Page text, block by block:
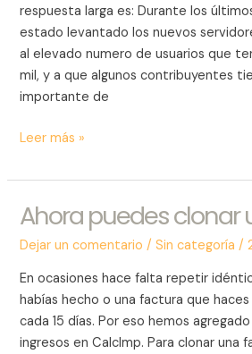
respuesta larga es: Durante los
estado levantado los nuevos
al elevado numero de usuarios que
mil, y a que algunos contribuyentes
importante de
Leer más »
Ahora puedes clonar
Dejar un comentario /Sin categoría /
En ocasiones hace falta repetir
habías hecho o una factura que
cada 15 días. Por eso hemos
ingresos en CalcImp. Para clonar una
Ahora
clonar
un
ingreso